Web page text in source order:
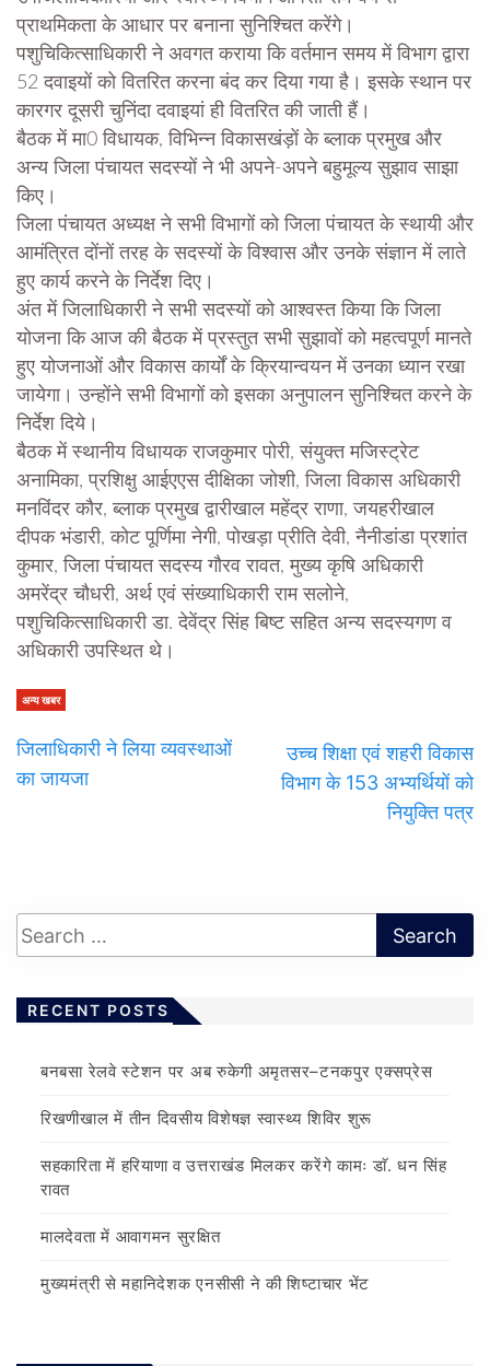
प्राथमिकता के आधार पर बनाना सुनिश्चित करेंगे।
पशुचिकित्साधिकारी ने अवगत कराया कि वर्तमान समय में विभाग द्वारा
52 दवाइयों को वितरित करना बंद कर दिया गया है। इसके स्थान पर
कारगर दूसरी चुनिंदा दवाइयां ही वितरित की जाती हैं।
बैठक में मा0 विधायक, विभिन्न विकासखंड़ों के ब्लाक प्रमुख और
अन्य जिला पंचायत सदस्यों ने भी अपने-अपने बहुमूल्य सुझाव साझा
किए।
जिला पंचायत अध्यक्ष ने सभी विभागों को जिला पंचायत के स्थायी और
आमंत्रित दोंनों तरह के सदस्यों के विश्वास और उनके संज्ञान में लाते
हुए कार्य करने के निर्देश दिए।
अंत में जिलाधिकारी ने सभी सदस्यों को आश्वस्त किया कि जिला
योजना कि आज की बैठक में प्रस्तुत सभी सुझावों को महत्वपूर्ण मानते
हुए योजनाओं और विकास कार्यों के क्रियान्वयन में उनका ध्यान रखा
जायेगा। उन्होंने सभी विभागों को इसका अनुपालन सुनिश्चित करने के
निर्देश दिये।
बैठक में स्थानीय विधायक राजकुमार पोरी, संयुक्त मजिस्ट्रेट
अनामिका, प्रशिक्षु आईएएस दीक्षिका जोशी, जिला विकास अधिकारी
मनविंदर कौर, ब्लाक प्रमुख द्वारीखाल महेंद्र राणा, जयहरीखाल
दीपक भंडारी, कोट पूर्णिमा नेगी, पोखड़ा प्रीति देवी, नैनीडांडा प्रशांत
कुमार, जिला पंचायत सदस्य गौरव रावत, मुख्य कृषि अधिकारी
अमरेंद्र चौधरी, अर्थ एवं संख्याधिकारी राम सलोने,
पशुचिकित्साधिकारी डा. देवेंद्र सिंह बिष्ट सहित अन्य सदस्यगण व
अधिकारी उपस्थित थे।
अन्य खबर
जिलाधिकारी ने लिया व्यवस्थाओं
का जायजा
उच्च शिक्षा एवं शहरी विकास
विभाग के 153 अभ्यर्थियों को
नियुक्ति पत्र
RECENT POSTS
बनबसा रेलवे स्टेशन पर अब रुकेगी अमृतसर–टनकपुर एक्सप्रेस
रिखणीखाल में तीन दिवसीय विशेषज्ञ स्वास्थ्य शिविर शुरू
सहकारिता में हरियाणा व उत्तराखंड मिलकर करेंगे कामः डाॅ. धन सिंह
रावत
मालदेवता में आवागमन सुरक्षित
मुख्यमंत्री से महानिदेशक एनसीसी ने की शिष्टाचार भेंट